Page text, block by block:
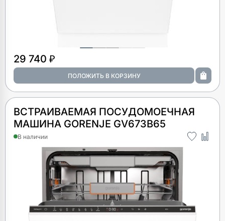
29 740 ₽
ВСТРАИВАЕМАЯ ПОСУДОМОЕЧНАЯ
МАШИНА GORENJE GV673B65
В наличии